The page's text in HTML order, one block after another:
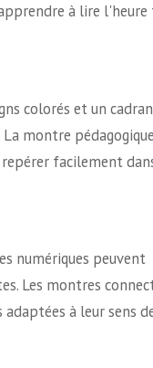
à lire
colorés et un cadran
montre pédagogique
facilement
numériques peuvent
Les montres
à leur sens